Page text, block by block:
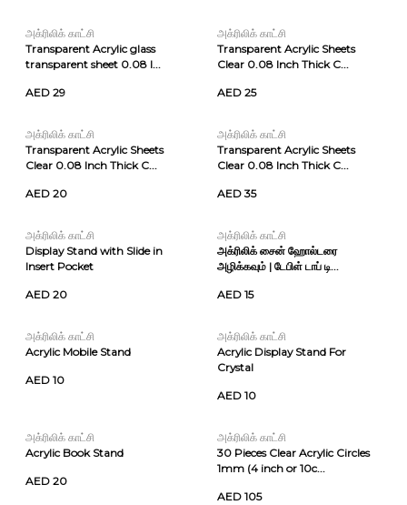
அக்ரிலிக் காட்சி
Transparent Acrylic glass
transparent sheet 0.08 I...
AED 29
அக்ரிலிக் காட்சி
Transparent Acrylic Sheets
Clear 0.08 Inch Thick C...
AED 25
அக்ரிலிக் காட்சி
Transparent Acrylic Sheets
Clear 0.08 Inch Thick C...
AED 20
அக்ரிலிக் காட்சி
Transparent Acrylic Sheets
Clear 0.08 Inch Thick C...
AED 35
அக்ரிலிக் காட்சி
Display Stand with Slide in
Insert Pocket
AED 20
அக்ரிலிக் காட்சி
அக்ரிலிக் சைன் ஹோல்டரை
அழிக்கவும் | டேபிள் டாப் டி...
AED 15
அக்ரிலிக் காட்சி
Acrylic Mobile Stand
AED 10
அக்ரிலிக் காட்சி
Acrylic Display Stand For
Crystal
AED 10
அக்ரிலிக் காட்சி
Acrylic Book Stand
AED 20
அக்ரிலிக் காட்சி
30 Pieces Clear Acrylic Circles
1mm (4 inch or 10c...
AED 105